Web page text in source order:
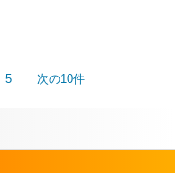
5 次の10件